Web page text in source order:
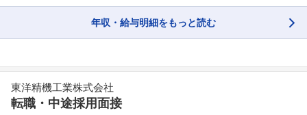
年収・給与明細をもっと読む
東洋精機工業株式会社
転職・中途採用面接